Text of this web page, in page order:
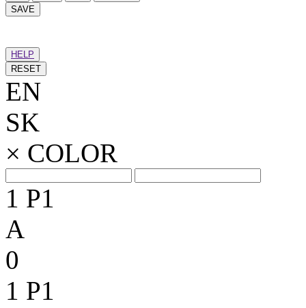
SAVE
HELP
RESET
EN
SK
× COLOR
1 P1
A
0
1 P1